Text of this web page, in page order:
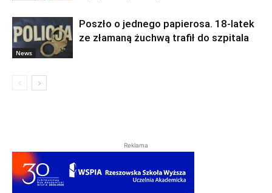
News
Poszło o jednego papierosa. 18-latek
ze złamaną żuchwą trafił do szpitala
Reklama